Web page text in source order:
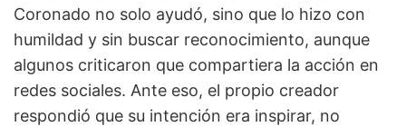
Coronado no solo ayudó, sino que lo hizo con
humildad y sin buscar reconocimiento, aunque
algunos criticaron que compartiera la acción en
redes sociales. Ante eso, el propio creador
respondió que su intención era inspirar, no